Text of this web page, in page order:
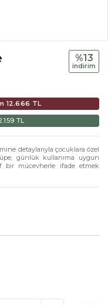
%13
i̇ndi̇ri̇m
12.666 TL
TL
detaylarıyla çocuklara özel
günlük kullanıma uygun
bir mücevherle ifade etmek